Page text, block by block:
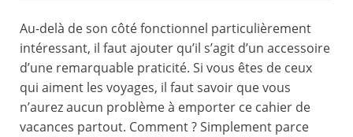
Au-delà de son côté fonctionnel particulièrement
intéressant, il faut ajouter qu’il s’agit d’un accessoire
d’une remarquable praticité. Si vous êtes de ceux
qui aiment les voyages, il faut savoir que vous
n’aurez aucun problème à emporter ce cahier de
vacances partout. Comment ? Simplement parce